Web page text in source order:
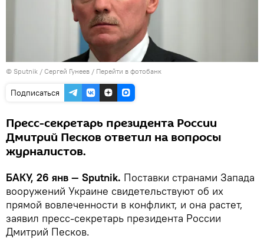
© Sputnik / Сергей Гунеев / Перейти в фотобанк
Подписаться
Пресс-секретарь президента России
Дмитрий Песков ответил на вопросы
журналистов.
БАКУ, 26 янв — Sputnik. Поставки странами Запада
вооружений Украине свидетельствуют об их
прямой вовлеченности в конфликт, и она растет,
заявил пресс-секретарь президента России
Дмитрий Песков.